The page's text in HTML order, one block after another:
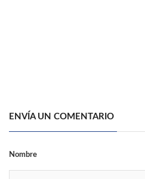
ENVÍA UN COMENTARIO
Nombre